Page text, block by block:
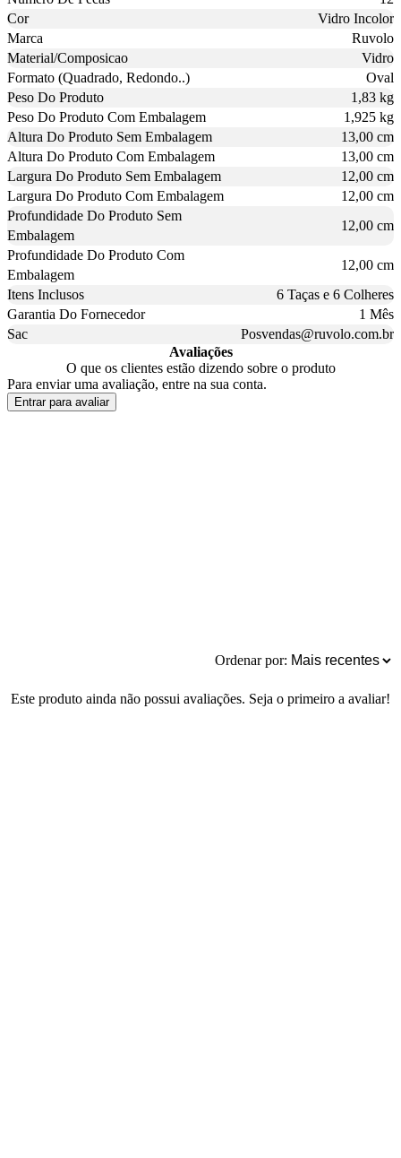
Cor
Vidro Incolor
Marca
Ruvolo
Material/Composicao
Vidro
Formato (Quadrado, Redondo..)
Oval
Peso Do Produto
1,83 kg
Peso Do Produto Com Embalagem
1,925 kg
Altura Do Produto Sem Embalagem
13,00 cm
Altura Do Produto Com Embalagem
13,00 cm
Largura Do Produto Sem Embalagem
12,00 cm
Largura Do Produto Com Embalagem
12,00 cm
Profundidade Do Produto Sem
Embalagem
12,00 cm
Profundidade Do Produto Com
Embalagem
12,00 cm
Itens Inclusos
6 Taças e 6 Colheres
Garantia Do Fornecedor
1 Mês
Sac
Posvendas@ruvolo.com.br
Avaliações
O que os clientes estão dizendo sobre o produto
Para enviar uma avaliação, entre na sua conta.
Entrar para avaliar
Ordenar por:
Este produto ainda não possui avaliações. Seja o primeiro a avaliar!